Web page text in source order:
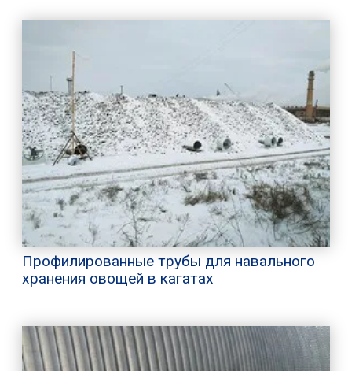
Профилированные трубы для навального
хранения овощей в кагатах